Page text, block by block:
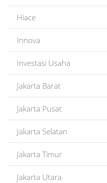
Hiace
Innova
Investasi Usaha
Jakarta Barat
Jakarta Pusat
Jakarta Selatan
Jakarta Timur
Jakarta Utara